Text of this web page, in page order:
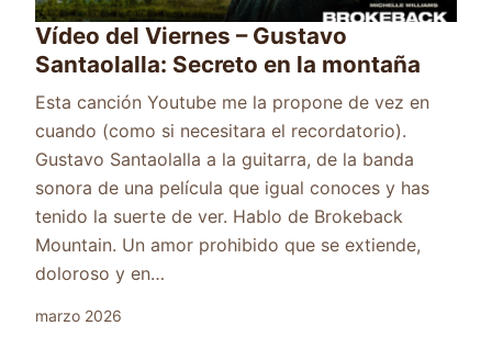
Vídeo del Viernes – Gustavo
Santaolalla: Secreto en la montaña
Esta canción Youtube me la propone de vez en
cuando (como si necesitara el recordatorio).
Gustavo Santaolalla a la guitarra, de la banda
sonora de una película que igual conoces y has
tenido la suerte de ver. Hablo de Brokeback
Mountain. Un amor prohibido que se extiende,
doloroso y en…
marzo 2026